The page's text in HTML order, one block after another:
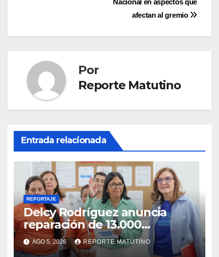
Nacional en aspectos que
afectan al gremio
Por
Reporte Matutino
Entrada relacionada
REPORTAJE
Delcy Rodríguez anuncia
reparación de 13.000
viviendas afectadas por los
terremotos
AGO 5, 2026 REPORTE MATUTINO